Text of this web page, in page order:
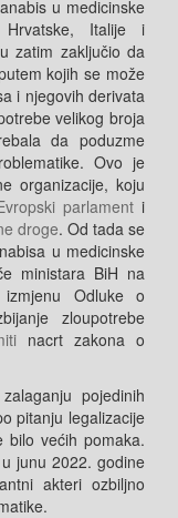
u medicinske
Hrvatske, Italije i
zatim zaključio da
kojih se može
i njegovih derivata
velikog broja
da poduzme
Ovo je
organizacije, koju
parlament i
droge. Od tada se
u medicinske
ministara BiH na
izmjenu Odluke o
zloupotrebe
nacrt zakona o
pojedinih
pitanju legalizacije
bilo većih pomaka.
u junu 2022. godine
akteri ozbiljno